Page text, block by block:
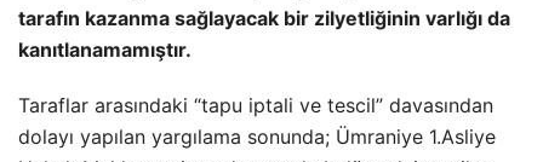
tarafın kazanma sağlayacak bir zilyetliğinin varlığı da
kanıtlanamamıştır.
Taraflar arasındaki “tapu iptali ve tescil” davasından
dolayı yapılan yargılama sonunda; Ümraniye 1.Asliye